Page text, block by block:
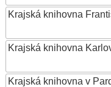
Krajská knihovna
Krajská knihovna
Krajská knihovna v